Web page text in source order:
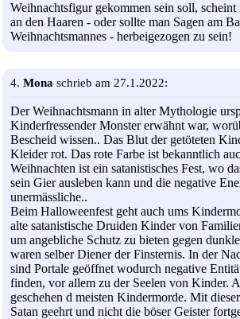
Weihnachtsfigur gekommen sein soll,
an den Haaren - oder sollte man Sagen am
Weihnachtsmannes - herbeigezogen zu sein!
4. Mona schrieb am 27.1.2022:
Der Weihnachtsmann in alter Mythologie
Kinderfressender Monster erwähnt war,
Bescheid wissen.. Das Blut der getöteten
Kleider rot. Das rote Farbe ist bekanntlich
Weihnachten ist ein satanistisches Fest, wo
sein Gier ausleben kann und die negative
unermässliche..
Beim Halloweenfest geht auch ums
alte satanistische Druiden Kinder von
um angebliche Schutz zu bieten gegen
waren selber Diener der Finsternis. In der
sind Portale geöffnet wodurch negative
finden, vor allem zu der Seelen von Kinder.
geschehen d meisten Kindermorde. Mit
Satan geehrt und nicht die böser Geister